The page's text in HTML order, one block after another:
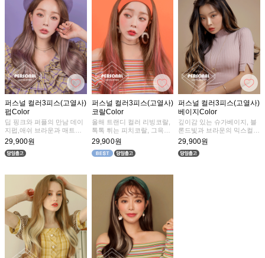
퍼스널 컬러3피스(고열사)
펍Color
딥 핑크와 퍼플의 만남 데이
지펍,애쉬 브라운과 매트한
퍼플색이 조화로운 섀도우
펍, 라이트한 퍼플 컬러의 바
이올렛펍
29,900원
퍼스널 컬러3피스(고열사)
코랄Color
올해 트랜디 컬러 리빙코랄,
톡톡 튀는 피치코랄, 그윽한
장미빛 컬러 로즈코랄
29,900원
퍼스널 컬러3피스(고열사)
베이지Color
깊이감 있는 슈가베이지, 블
론드빛과 브라운의 믹스컬러
코튼베이지, 오묘한 느낌의
코토리베이지
29,900원